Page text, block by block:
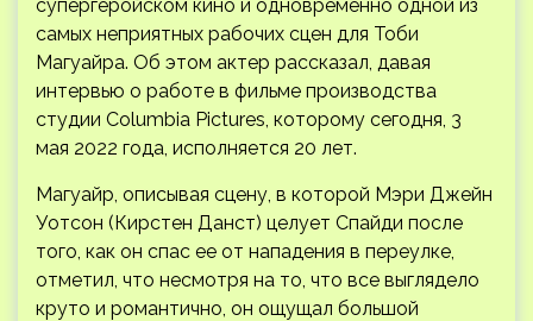
супергеройском кино и одновременно одной из
самых неприятных рабочих сцен для Тоби
Магуайра. Об этом актер рассказал, давая
интервью о работе в фильме производства
студии Columbia Pictures, которому сегодня, 3
мая 2022 года, исполняется 20 лет.
Магуайр, описывая сцену, в которой Мэри Джейн
Уотсон (Кирстен Данст) целует Спайди после
того, как он спас ее от нападения в переулке,
отметил, что несмотря на то, что все выглядело
круто и романтично, он ощущал большой